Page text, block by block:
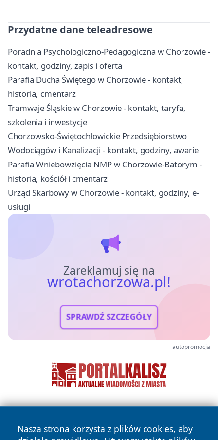
Przydatne dane teleadresowe
Poradnia Psychologiczno-Pedagogiczna w Chorzowie -
kontakt, godziny, zapis i oferta
Parafia Ducha Świętego w Chorzowie - kontakt,
historia, cmentarz
Tramwaje Śląskie w Chorzowie - kontakt, taryfa,
szkolenia i inwestycje
Chorzowsko-Świętochłowickie Przedsiębiorstwo
Wodociągów i Kanalizacji - kontakt, godziny, awarie
Parafia Wniebowzięcia NMP w Chorzowie-Batorym -
historia, kościół i cmentarz
Urząd Skarbowy w Chorzowie - kontakt, godziny, e-
usługi
Zareklamuj się na
wrotachorzowa.pl!
SPRAWDŹ SZCZEGÓŁY
autopromocja
Nasza strona korzysta z plików cookies, aby